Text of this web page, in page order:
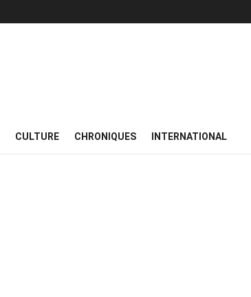
CULTURE CHRONIQUES INTERNATIONAL